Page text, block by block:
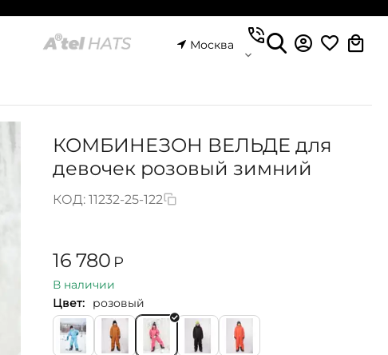
Москва
КОМБИНЕЗОН ВЕЛЬДЕ для
девочек розовый зимний
КОД: 11232-25-122
16 780 Р
В наличии
Цвет:
розовый